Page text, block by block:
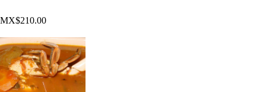
MX$210.00